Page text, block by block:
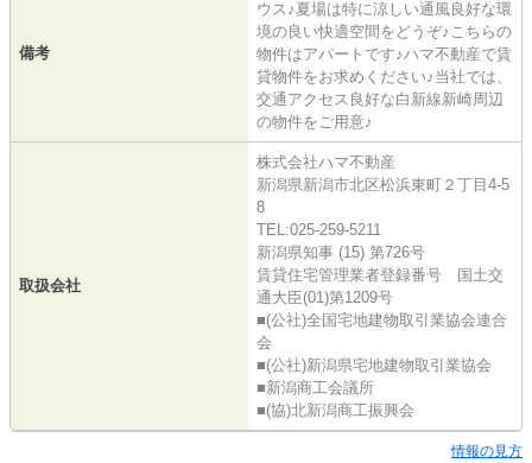
備考
ウス♪夏場は特に涼しい通風良好な環
境の良い快適空間をどうぞ♪こちらの
物件はアパートです♪ハマ不動産で賃
貸物件をお求めください♪当社では、
交通アクセス良好な白新線新崎周辺
の物件をご用意♪
取扱会社
株式会社ハマ不動産
新潟県新潟市北区松浜東町２丁目4-5
8
TEL:025-259-5211
新潟県知事 (15) 第726号
賃貸住宅管理業者登録番号 国土交
通大臣(01)第1209号
■(公社)全国宅地建物取引業協会連合
会
■(公社)新潟県宅地建物取引業協会
■新潟商工会議所
■(協)北新潟商工振興会
情報の見方